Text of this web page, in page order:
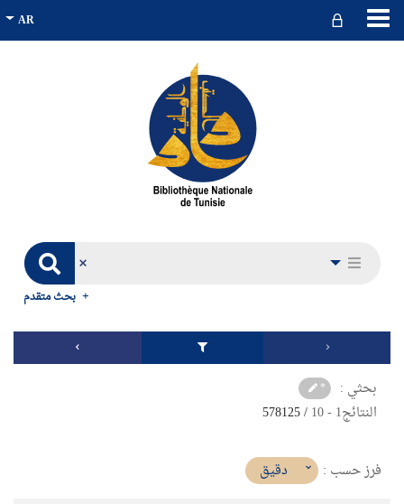
بحث متقدم
بحثي : *
النتائج1
-
10
/ 578125
فرز حسب : (imediat
تأثير)
دقيق